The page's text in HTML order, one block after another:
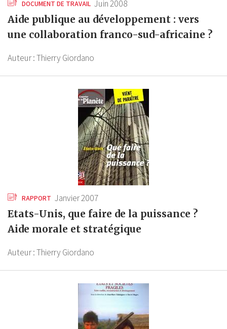
DOCUMENT DE TRAVAIL Juin 2008
Aide publique au développement : vers
une collaboration franco-sud-africaine ?
Auteur :Thierry Giordano
RAPPORT Janvier 2007
Etats-Unis, que faire de la puissance ?
Aide morale et stratégique
Auteur :Thierry Giordano